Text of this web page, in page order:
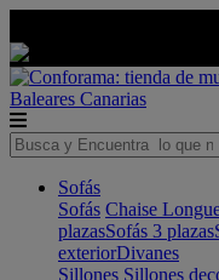
Baleares Canarias
Sofás
Sofás Chaise
plazasSofás 3 plazas
exteriorDivanes
Sillones Sillones